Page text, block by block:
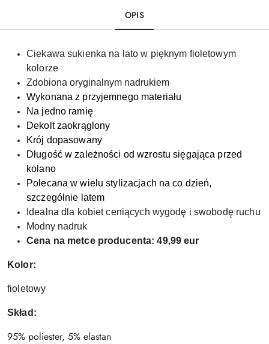
OPIS
Ciekawa sukienka na lato w pięknym fioletowym
kolorze
Zdobiona oryginalnym nadrukiem
Wykonana z przyjemnego materiału
Na jedno ramię
Dekolt zaokrąglony
Krój dopasowany
Długość w zależności od wzrostu sięgająca przed
kolano
Polecana w wielu stylizacjach na co dzień,
szczególnie latem
Idealna dla kobiet ceniących wygodę i swobodę ruchu
Modny nadruk
Cena na metce producenta: 49,99 eur
Kolor:
fioletowy
Skład:
95% poliester, 5% elastan